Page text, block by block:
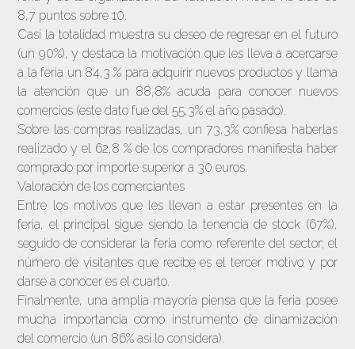
8,7 puntos sobre 10.
Casi la totalidad muestra su deseo de regresar en el futuro
(un 90%), y destaca la motivación que les lleva a acercarse
a la feria un 84,3 % para adquirir nuevos productos y llama
la atención que un 88,8% acuda para conocer nuevos
comercios (este dato fue del 55,3% el año pasado).
Sobre las compras realizadas, un 73,3% confiesa haberlas
realizado y el 62,8 % de los compradores manifiesta haber
comprado por importe superior a 30 euros.
Valoración de los comerciantes
Entre los motivos que les llevan a estar presentes en la
feria, el principal sigue siendo la tenencia de stock (67%),
seguido de considerar la feria como referente del sector; el
número de visitantes que recibe es el tercer motivo y por
darse a conocer es el cuarto.
Finalmente, una amplia mayoría piensa que la feria posee
mucha importancia como instrumento de dinamización
del comercio (un 86% así lo considera).